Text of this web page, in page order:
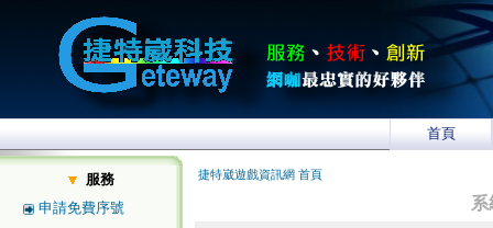
首頁
服務
申請免費序號
捷特崴遊戲資訊網 首頁